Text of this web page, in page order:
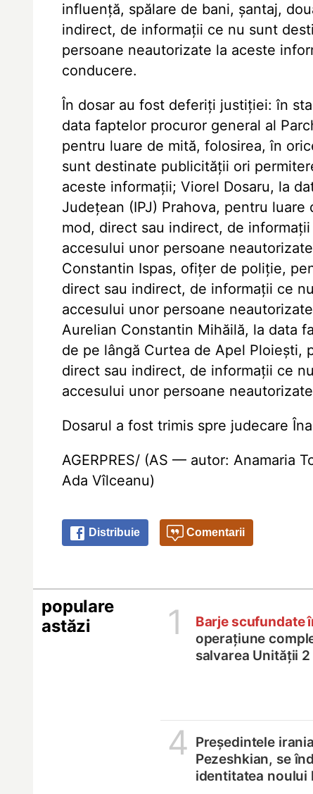
influență, spălare de bani, șantaj,
indirect, de informații ce nu sunt
persoane neautorizate la aceste
conducere.
În dosar au fost deferiți justiției: în
data faptelor procuror general al
pentru luare de mită, folosirea, în
sunt destinate publicității ori
aceste informații; Viorel Dosaru, la
Județean (IPJ) Prahova, pentru
mod, direct sau indirect, de
accesului unor persoane
Constantin Ispas, ofițer de poliție,
direct sau indirect, de informații ce
accesului unor persoane
Aurelian Constantin Mihăilă, la data
de pe lângă Curtea de Apel Ploiești,
direct sau indirect, de informații ce
accesului unor persoane
Dosarul a fost trimis spre judecare
AGERPRES/ (AS — autor: Anamaria
Ada Vîlceanu)
Distribuie Comentarii
populare
astăzi
1 Barje scufundate
operațiune
salvarea Unității
4 Președintele
Pezeshkian, se
identitatea noului